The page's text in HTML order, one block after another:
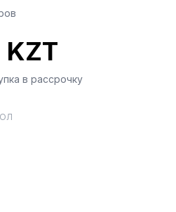
KZT
в рассрочку